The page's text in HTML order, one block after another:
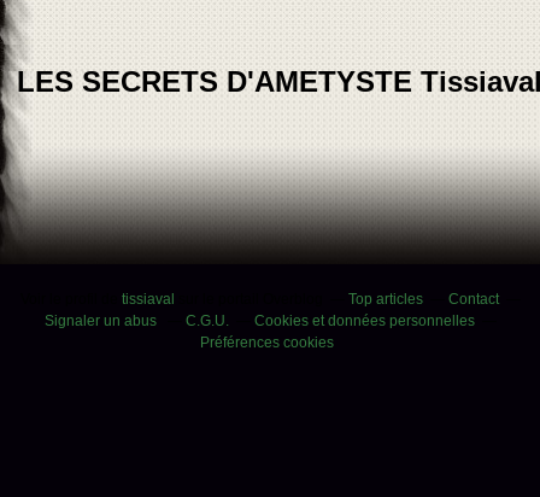
LES SECRETS D'AMETYSTE
tissiaval Top articles
Contact
Signaler un abus
C.G.U.
Cookies et données personnelles
Préférences cookies